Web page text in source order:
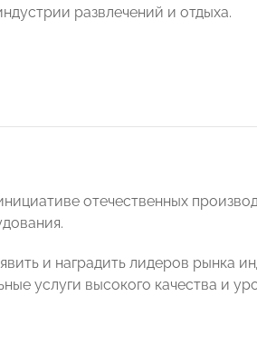
развлечений и отдыха.
отечественных
и наградить лидеров рынка
услуги высокого качества и